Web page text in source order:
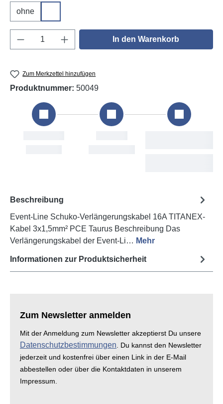
ohne
Produkt Anzahl: Gib den gewünschten
In den Warenkorb
Zum Merkzettel hinzufügen
Produktnummer: 50049
Beschreibung
Event-Line Schuko-Verlängerungskabel 16A TITANEX-
Kabel 3x1,5mm² PCE Taurus Beschreibung Das
Verlängerungskabel der Event-Li… Mehr
Informationen zur Produktsicherheit
Zum Newsletter anmelden
Mit der Anmeldung zum Newsletter akzeptierst Du unsere
Datenschutzbestimmungen . Du kannst den Newsletter
jederzeit und kostenfrei über einen Link in der E-Mail
abbestellen oder über die Kontaktdaten in unserem
Impressum.